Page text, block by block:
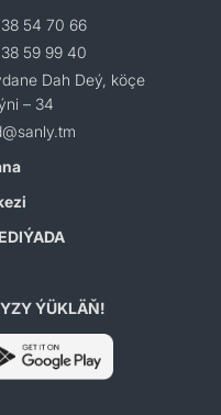
54 70 66
59 99 40
Dah Deý, köçe
– 34
ÝÜKLÄŇ!